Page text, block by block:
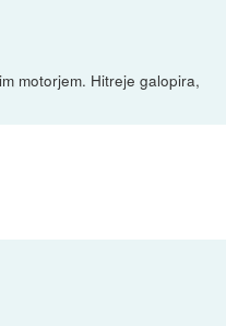
motorjem. Hitreje galopira,